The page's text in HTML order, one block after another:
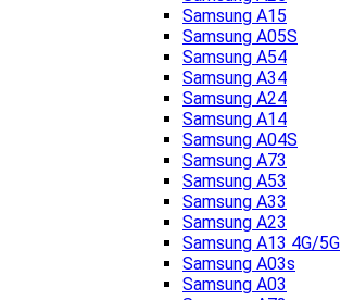
Samsung A15
Samsung A05S
Samsung A54
Samsung A34
Samsung A24
Samsung A14
Samsung A04S
Samsung A73
Samsung A53
Samsung A33
Samsung A23
Samsung A13 4G/5G
Samsung A03s
Samsung A03